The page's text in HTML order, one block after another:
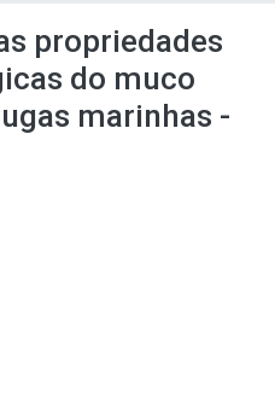
propriedades
do muco
marinhas -